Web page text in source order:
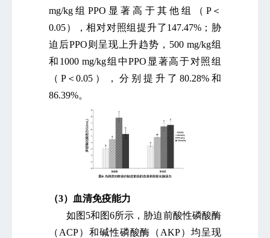
mg/kg组PPO显著高于其他组（P＜
0.05），相对对照组提升了147.47%；胁
迫后PPO则呈现上升趋势，500 mg/kg组
和1000 mg/kg组中PPO显著高于对照组
（P＜0.05），分别提升了80.28%和
86.39%。
（3）血清免疫能力
如图5和图6所示，胁迫前酸性磷酸酶
（ACP）和碱性磷酸酶（AKP）均呈现